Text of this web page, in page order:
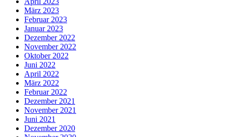
März 2023
Februar 2023
Januar 2023
Dezember 2022
November 2022
Oktober 2022
Juni 2022
April 2022
März 2022
Februar 2022
Dezember 2021
November 2021
Juni 2021
Dezember 2020